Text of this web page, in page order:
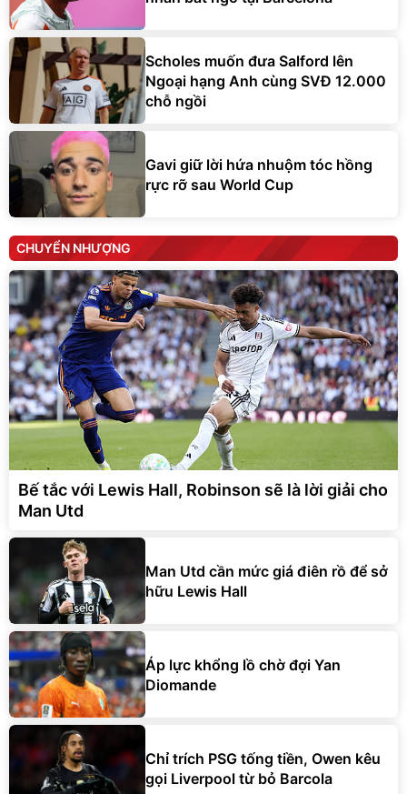
Scholes muốn đưa Salford lên
Ngoại hạng Anh cùng SVĐ 12.000
chỗ ngồi
Gavi giữ lời hứa nhuộm tóc hồng
rực rỡ sau World Cup
CHUYỂN NHƯỢNG
Bế tắc với Lewis Hall, Robinson sẽ là lời giải cho
Man Utd
Man Utd cần mức giá điên rồ để sở
hữu Lewis Hall
Áp lực khổng lồ chờ đợi Yan
Diomande
Chỉ trích PSG tống tiền, Owen kêu
gọi Liverpool từ bỏ Barcola